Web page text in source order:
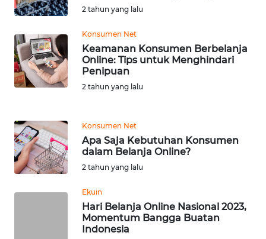
2 tahun yang lalu
Konsumen Net
Keamanan Konsumen Berbelanja
Online: Tips untuk Menghindari
Penipuan
2 tahun yang lalu
Konsumen Net
Apa Saja Kebutuhan Konsumen
dalam Belanja Online?
2 tahun yang lalu
Ekuin
Hari Belanja Online Nasional 2023,
Momentum Bangga Buatan
Indonesia
WN
WN
SUMSEL
WN
LAMPUNG
JATENG